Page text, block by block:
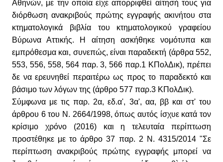
Αθηνών, με την οποία είχε απορριφθεί αίτησή τους για
διόρθωση ανακριβούς πρώτης εγγραφής ακινήτου στα
κτηματολογικά βιβλία του κτηματολογικού γραφείου
Βύρωνα Αττικής. Η αίτηση ασκήθηκε νομότυπα και
εμπρόθεσμα και, συνεπώς, είναι παραδεκτή (άρθρα 552,
553, 556, 558, 564 παρ. 3, 566 παρ.1 ΚΠολΔικ), πρέπει
δε να ερευνηθεί περαιτέρω ως προς το παραδεκτό και
βάσιμο των λόγων της (άρθρο 577 παρ.3 ΚΠολΔικ).
Σύμφωνα με τις παρ. 2α, εδ.α', 3α', αα, ββ και στ' του
άρθρου 6 του Ν. 2664/1998, όπως αυτός ίσχυε κατά τον
κρίσιμο χρόνο (2016) και η τελευταία περίπτωση
προστέθηκε με το άρθρο 37 παρ. 2 Ν. 4315/2014 "Σε
περίπτωση ανακριβούς πρώτης εγγραφής μπορεί να